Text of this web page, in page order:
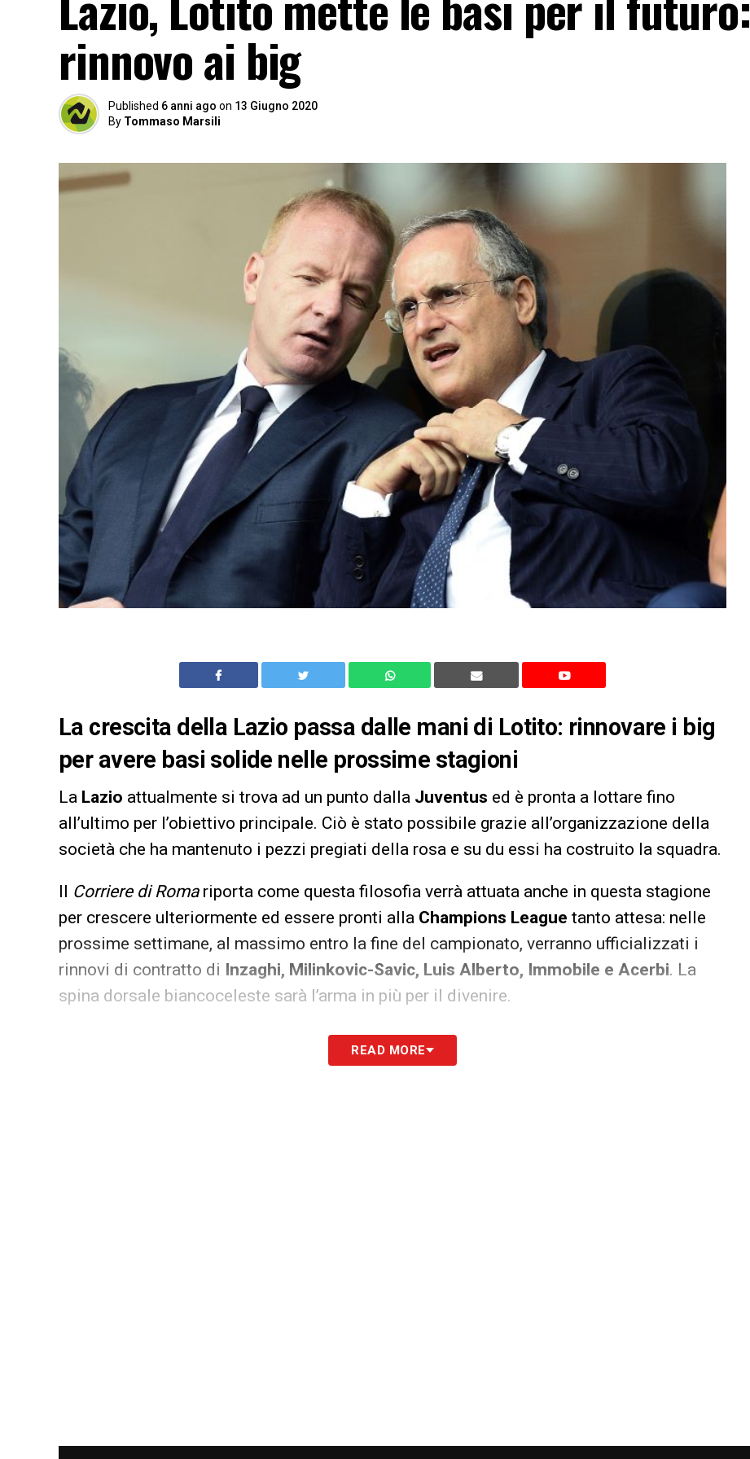
rinnovo ai big
Published 6 anni ago on 13 Giugno 2020
By Tommaso Marsili
La crescita della Lazio passa dalle mani di Lotito: rinnovare i big
per avere basi solide nelle prossime stagioni
La Lazio attualmente si trova ad un punto dalla Juventus ed è pronta a lottare fino
all’ultimo per l’obiettivo principale. Ciò è stato possibile grazie all’organizzazione della
società che ha mantenuto i pezzi pregiati della rosa e su du essi ha costruito la squadra.
Il Corriere di Romariporta come questa filosofia verrà attuata anche in questa stagione
per crescere ulteriormente ed essere pronti alla Champions League tanto attesa: nelle
prossime settimane, al massimo entro la fine del campionato, verranno ufficializzati i
rinnovi di contratto di Inzaghi, Milinkovic-Savic, Luis Alberto, Immobile e Acerbi. La
spina dorsale biancoceleste sarà l’arma in più per il divenire.
Iscriviti gratis alla nostra Newsletter
READ MORE